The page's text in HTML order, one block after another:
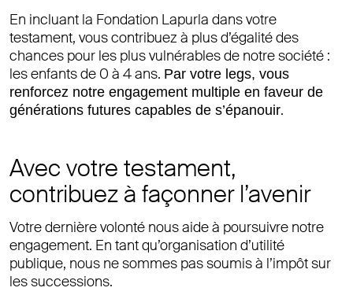
En incluant la Fondation Lapurla dans votre
testament, vous contribuez à plus d’égalité des
chances pour les plus vulnérables de notre société :
les enfants de 0 à 4 ans. Par votre legs, vous
renforcez notre engagement multiple en faveur de
générations futures capables de s’épanouir.
Avec votre testament,
contribuez à façonner l’avenir
Votre dernière volonté nous aide à poursuivre notre
engagement. En tant qu’organisation d’utilité
publique, nous ne sommes pas soumis à l’impôt sur
les successions.